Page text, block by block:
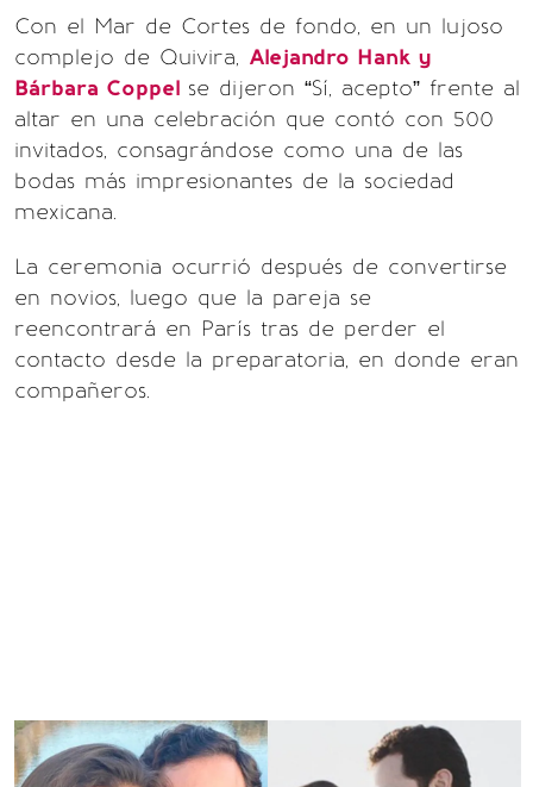
Con el Mar de Cortes de fondo, en un lujoso
complejo de Quivira, Alejandro Hank y
Bárbara Coppel se dijeron “Sí, acepto” frente al
altar en una celebración que contó con 500
invitados, consagrándose como una de las
bodas más impresionantes de la sociedad
mexicana.
La ceremonia ocurrió después de convertirse
en novios, luego que la pareja se
reencontrará en París tras de perder el
contacto desde la preparatoria, en donde eran
compañeros.